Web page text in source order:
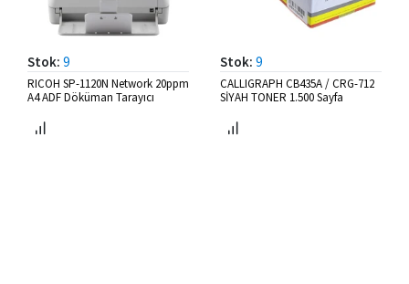
Stok: 9
RICOH SP-1120N Network 20ppm
A4 ADF Döküman Tarayıcı
Stok: 9
CALLIGRAPH CB435A / CRG-712
SİYAH TONER 1.500 Sayfa